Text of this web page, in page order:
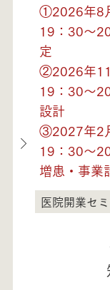
①2026年8
19：30～
定
②2026年11
19：30～
設計
③2027年2
19：30～
増患・事業
愛知県
医院開業セ